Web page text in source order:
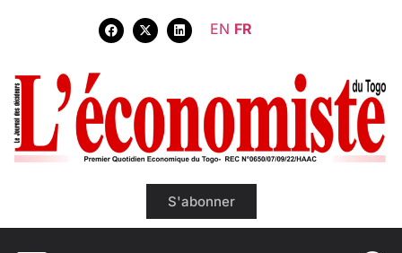
EN FR
S'abonner